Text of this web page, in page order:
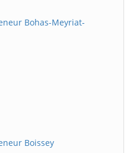
Bohas-Meyriat-
Boissey